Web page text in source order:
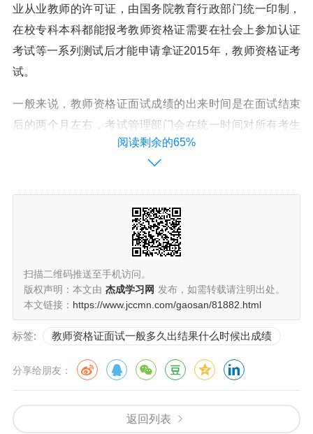
业从业教师的许可证，由国务院教育行政部门统一印制，
在校专科本科都能报考教师资格证需要在社会上参加认证
考试等一系列测试后才能申请拿证2015年，教师资格证考
试。
一般来说，教师资格证面试成绩的出来时间是在面试结束
后的两个月左右，考试管理部门会在统一时间对所有考生
的面试成绩进行公布。考生可以通过相关的官方网站或拨
打咨询电话来查询自己的成绩。需要注意的是，在等待成
教师资格考试面试成绩上半年和下半年成绩公布时间不一
致，上半年面试成绩一般是考后一个月左右公布，例如202
2年5月份教资面试，6月份便可以查询教资面试成绩 下半
年教资面试成绩则在面试结束后的2-3个月左右公布，例如
2021年11月份教资面试，则在次年2月份可查成绩。
教师资格证面试成绩查询时间是多久?
该资格证书面试结束后60个工作日可以查询面试成绩。一
作日查询自己的面试成绩。考生可通过中小学教师资格考
阅读剩余的65%
扫描二维码推送至手机访问。
版权声明：本文由 杰成学习网 发布，如需转载请注明出处。
本文链接： https://www.jccmn.com/gaosan/81882.html
标签: 教师资格证面试一般多久出结果什么时候出成绩
分享给朋友：
返回列表